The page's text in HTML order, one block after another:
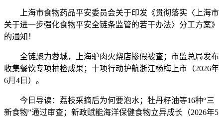
上海市食物药品平安委员会关于印发《贯彻落实〈上海市
关于进一步强化食物平安全链条监管的若干办法〉分工方案》
的通知！
全链聚力蓉城，上海驴肉火烧店掺假被查；市监总局发布
收集餐饮专项抽检成果；十项行动护航浙江杨梅上市（2026年
6月4日）。
今日导读：荔枝采摘后为何要泡水；牡丹籽油等16种“三
新食物”通过审查；新政赋能海洋保健食物立异成长（2026年5